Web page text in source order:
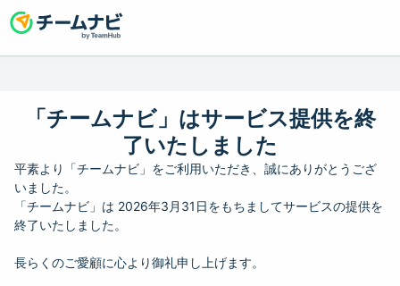
「チームナビ」はサービス提供を終
了いたしました
平素より「チームナビ」をご利用いただき、誠にありがとうござ
いました。
「チームナビ」は 2026年3月31日をもちましてサービスの提供を
終了いたしました。
長らくのご愛顧に心より御礼申し上げます。